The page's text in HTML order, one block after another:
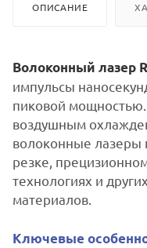
ОПИСАНИЕ
Волоконный лазер
импульсы
пиковой
воздушным
волоконные лазеры
резке,
технологиях и
материалов.
Ключевые